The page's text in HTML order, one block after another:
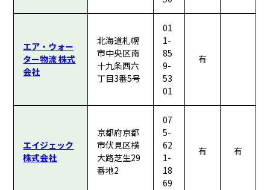
エア・ウォー
ター物流 株式
会社
北海道札幌
市中央区南
十九条西六
丁目3番5号
01
1-
85
9-
53
01
有
エイジェック
株式会社
京都府京都
市伏見区横
大路芝生29
番地2
07
5-
62
1-
18
69
有 有